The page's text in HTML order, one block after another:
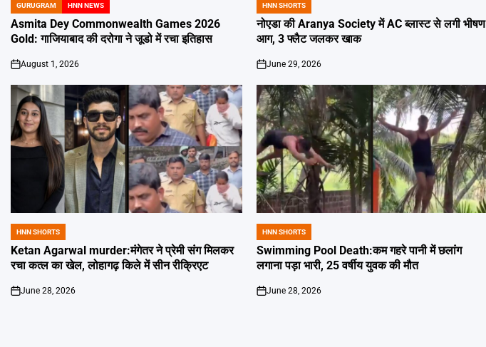
POSTED
IN
GURUGRAM HNN NEWS
Asmita Dey Commonwealth Games 2026
Gold: गाजियाबाद की दरोगा ने जूडो में रचा इतिहास
on
August 1, 2026
POSTED
IN
HNN SHORTS
नोएडा की Aranya Society में AC ब्लास्ट से लगी भीषण
आग, 3 फ्लैट जलकर खाक
on
June 29, 2026
POSTED
IN
HNN SHORTS
Ketan Agarwal murder:मंगेतर ने प्रेमी संग मिलकर
रचा कत्ल का खेल, लोहागढ़ किले में सीन रीक्रिएट
on
June 28, 2026
POSTED
IN
HNN SHORTS
Swimming Pool Death:कम गहरे पानी में छलांग
लगाना पड़ा भारी, 25 वर्षीय युवक की मौत
on
June 28, 2026